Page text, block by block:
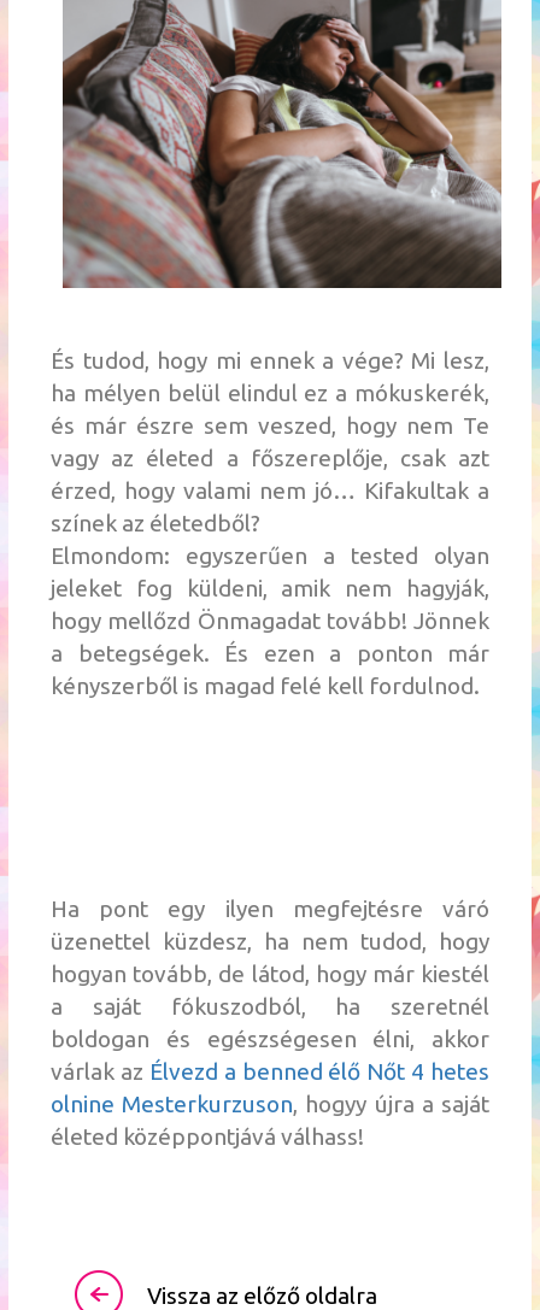
És tudod, hogy mi ennek a vége? Mi lesz,
ha mélyen belül elindul ez a mókuskerék,
és már észre sem veszed, hogy nem Te
vagy az életed a főszereplője, csak azt
érzed, hogy valami nem jó… Kifakultak a
színek az életedből?
Elmondom: egyszerűen a tested olyan
jeleket fog küldeni, amik nem hagyják,
hogy mellőzd Önmagadat tovább! Jönnek
a betegségek. És ezen a ponton már
kényszerből is magad felé kell fordulnod.
Ha pont egy ilyen megfejtésre váró
üzenettel küzdesz, ha nem tudod, hogy
hogyan tovább, de látod, hogy már kiestél
a saját fókuszodból, ha szeretnél
boldogan és egészségesen élni, akkor
várlak az Élvezd a benned élő Nőt 4 hetes
olnine Mesterkurzuson, hogyy újra a saját
életed középpontjává válhass!
Vissza az előző oldalra